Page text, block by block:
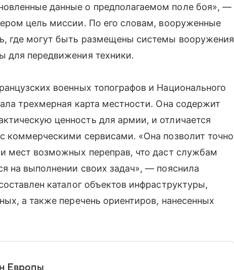
данные о предполагаемом поле боя», —
цель миссии. По его словам, вооруженные
где могут быть размещены системы вооружения
для передвижения техники.
военных топографов и Национального
трехмерная карта местности. Она содержит
ценность для армии, и отличается
коммерческими сервисами. «Она позволит точно
мест возможных переправ, что даст службам
на выполнении своих задач», — пояснила
каталог объектов инфраструктуры,
а также перечень ориентиров, нанесенных
Европы